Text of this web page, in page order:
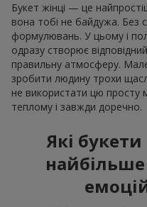
Букет жінці — це
вона тобі не байдужа. Без
формулювань. У цьому і
одразу створює
правильну атмосферу.
зробити людину трохи
не використати цю просту
теплому і завжди доречно.
Які